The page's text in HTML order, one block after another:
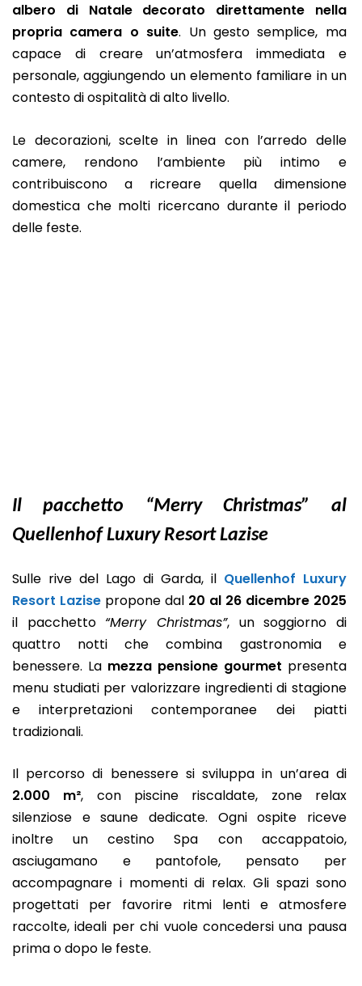
albero di Natale decorato direttamente nella
propria camera o suite. Un gesto semplice, ma
capace di creare un’atmosfera immediata e
personale, aggiungendo un elemento familiare in un
contesto di ospitalità di alto livello.
Le decorazioni, scelte in linea con l’arredo delle
camere, rendono l’ambiente più intimo e
contribuiscono a ricreare quella dimensione
domestica che molti ricercano durante il periodo
delle feste.
Il pacchetto “Merry Christmas” al
Quellenhof Luxury Resort Lazise
Sulle rive del Lago di Garda, il Quellenhof Luxury
Resort Lazisepropone dal 20 al 26 dicembre 2025
il pacchetto “Merry Christmas”, un soggiorno di
quattro notti che combina gastronomia e
benessere. La mezza pensione gourmet presenta
menu studiati per valorizzare ingredienti di stagione
e interpretazioni contemporanee dei piatti
tradizionali.
Il percorso di benessere si sviluppa in un’area di
2.000 m², con piscine riscaldate, zone relax
silenziose e saune dedicate. Ogni ospite riceve
inoltre un cestino Spa con accappatoio,
asciugamano e pantofole, pensato per
accompagnare i momenti di relax. Gli spazi sono
progettati per favorire ritmi lenti e atmosfere
raccolte, ideali per chi vuole concedersi una pausa
prima o dopo le feste.